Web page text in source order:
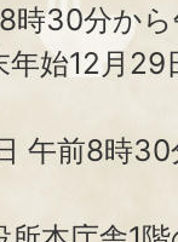
時30分か
年始12月
午前8時